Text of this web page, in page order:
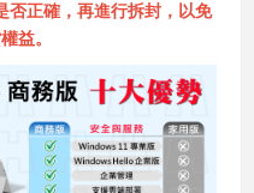
否正確，再進行拆封，以免
益。